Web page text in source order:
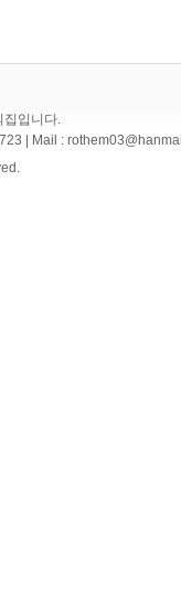
집입니다.
| Mail :